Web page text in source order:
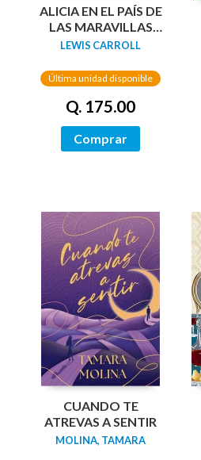
ALICIA EN EL PAÍS DE
LAS MARAVILLAS
(EDICIÓN LIMITADA
PINTADOS)
LEWIS CARROLL
Última unidad disponible
Q. 175.00
Comprar
CUANDO TE
ATREVAS A SENTIR
MOLINA, TAMARA